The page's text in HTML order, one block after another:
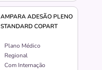
AMPARA ADESÃO PLENO
STANDARD COPART
Plano Médico
Regional
Com Internação